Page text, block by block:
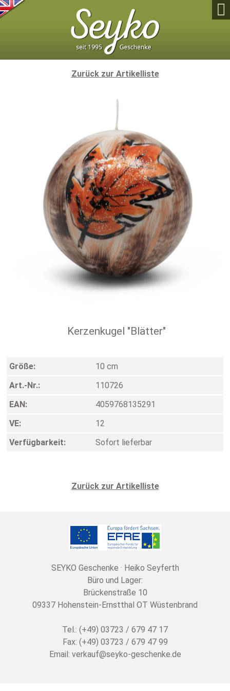

Zurück zur Artikelliste
Kerzenkugel "Blätter"
Größe:
10 cm
Art.-Nr.:
110726
EAN:
4059768135291
VE:
12
Verfügbarkeit:
Sofort lieferbar
Zurück zur Artikelliste
SEYKO Geschenke · Heiko Seyferth
Büro und Lager:
Brückenstraße 10
09337 Hohenstein-Ernstthal OT Wüstenbrand
Tel.: (+49) 03723 / 679 47 17
Fax: (+49) 03723 / 679 47 99
Email: verkauf@seyko-geschenke.de